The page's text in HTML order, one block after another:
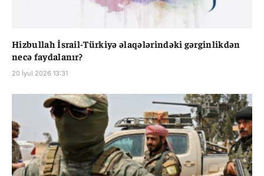
Hizbullah İsrail-Türkiyə əlaqələrindəki gərginlikdən
necə faydalanır?
20 İyul 2026 13:31